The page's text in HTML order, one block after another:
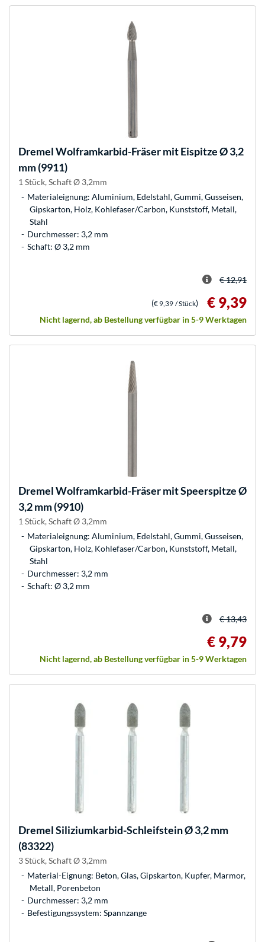
DremelWolframkarbid-Fräser mit Eispitze Ø 3,2
mm (9911)
1 Stück, Schaft Ø 3,2mm
Materialeignung: Aluminium, Edelstahl, Gummi, Gusseisen,
Gipskarton, Holz, Kohlefaser/Carbon, Kunststoff, Metall,
Stahl
Durchmesser: 3,2 mm
Schaft: Ø 3,2 mm
€ 12,91
(€ 9,39 / Stück) € 9,39
Nicht lagernd, ab Bestellung verfügbar in 5-9 Werktagen
DremelWolframkarbid-Fräser mit Speerspitze Ø
3,2 mm (9910)
1 Stück, Schaft Ø 3,2mm
Materialeignung: Aluminium, Edelstahl, Gummi, Gusseisen,
Gipskarton, Holz, Kohlefaser/Carbon, Kunststoff, Metall,
Stahl
Durchmesser: 3,2 mm
Schaft: Ø 3,2 mm
€ 13,43
€ 9,79
Nicht lagernd, ab Bestellung verfügbar in 5-9 Werktagen
DremelSiliziumkarbid-Schleifstein Ø 3,2 mm
(83322)
3 Stück, Schaft Ø 3,2mm
Material-Eignung: Beton, Glas, Gipskarton, Kupfer, Marmor,
Metall, Porenbeton
Durchmesser: 3,2 mm
Befestigungssystem: Spannzange